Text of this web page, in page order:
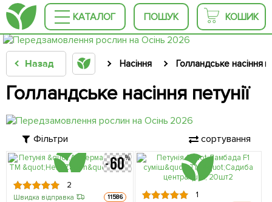
КАТАЛОГ ПОШУК КОШИК
Назад Насіння Голландське насіння
Голландське насіння петунії
Фільтри сортування
ДО 31.10.2026
2
Швидка відправка 11586 1